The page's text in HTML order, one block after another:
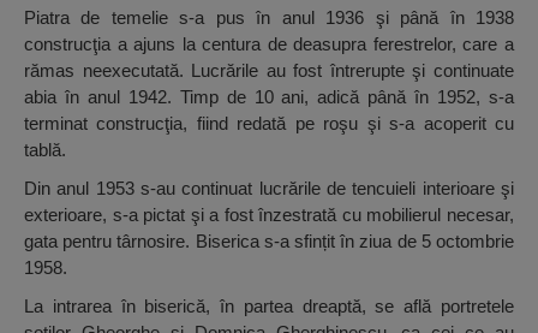
Piatra de temelie s-a pus în anul 1936 şi până în 1938
construcţia a ajuns la centura de deasupra ferestrelor, care a
rămas neexecutată. Lucrările au fost întrerupte şi continuate
abia în anul 1942. Timp de 10 ani, adică până în 1952, s-a
terminat construcţia, fiind redată pe roşu şi s-a acoperit cu
tablă.
Din anul 1953 s-au continuat lucrările de tencuieli interioare şi
exterioare, s-a pictat şi a fost înzestrată cu mobilierul necesar,
gata pentru târnosire. Biserica s-a sfințit în ziua de 5 octombrie
1958.
La intrarea în biserică, în partea dreaptă, se află portretele